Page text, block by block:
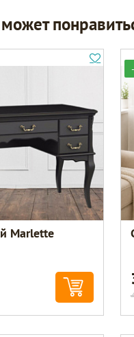
Marlette